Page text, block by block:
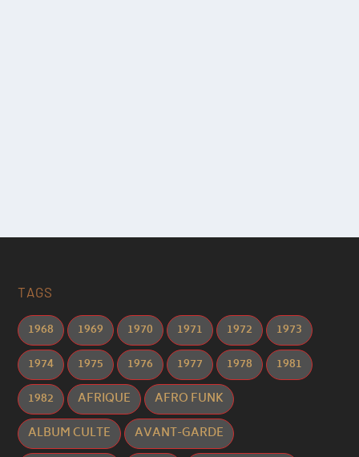
TAGS
1968 1969 1970 1971 1972
1973
1974
1975 1976 1977 1978
1981
1982
AFRIQUE
AFRO FUNK
ALBUM CULTE
AVANT-GARDE